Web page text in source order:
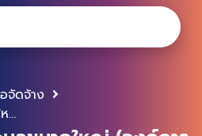
จัดจ้าง
ประกาศสถาบันข้อมูลขนาดใหญ่ (องค์การมหาชน) เรื่อง ประกาศผู้ชนะการเสนอราคา จ้างพัฒนาระบบจัดการข้อมูล CKAN สำหรับใช้กับระบบบัญชีข้อมูลสิ่งแวดล้อม (Envi Link)